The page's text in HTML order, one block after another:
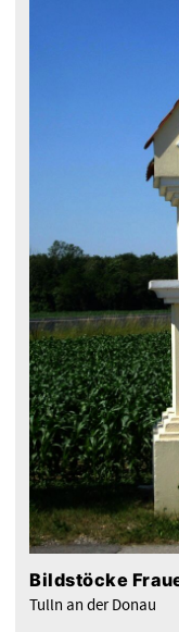
Bildstöcke
Tulln an der Donau